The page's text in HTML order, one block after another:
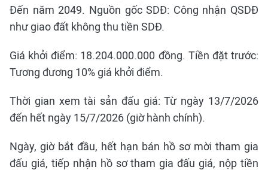
Đến năm 2049. Nguồn gốc SDĐ: Công nhận QSDĐ
như giao đất không thu tiền SDĐ.
Giá khởi điểm: 18.204.000.000 đồng. Tiền đặt trước:
Tương đương 10% giá khởi điểm.
Thời gian xem tài sản đấu giá: Từ ngày 13/7/2026
đến hết ngày 15/7/2026 (giờ hành chính).
Ngày, giờ bắt đầu, hết hạn bán hồ sơ mời tham gia
đấu giá, tiếp nhận hồ sơ tham gia đấu giá, nộp tiền